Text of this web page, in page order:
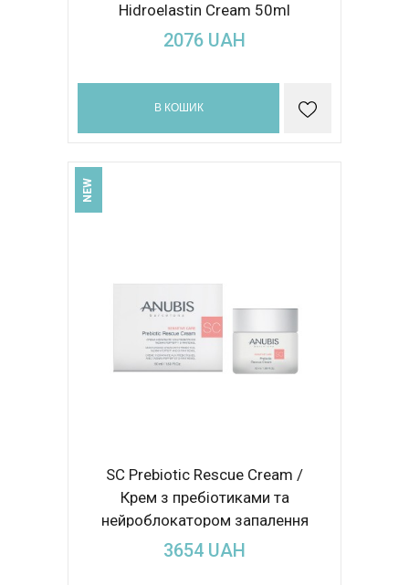
Hidroelastin Cream 50ml
2076 UAH
В КОШИК
NEW
SC Prebiotic Rescue Cream /
Крем з пребіотиками та
нейроблокатором запалення
50ml
3654 UAH